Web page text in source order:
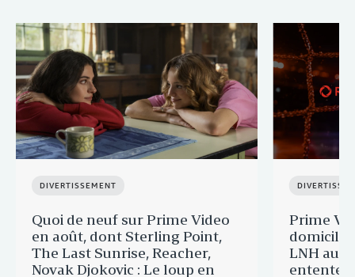
DIVERTISSEMENT
Quoi de neuf sur Prime Video
en août, dont Sterling Point,
The Last Sunrise, Reacher,
Novak Djokovic : Le loup en
Prime
domicile
LNH au
entente